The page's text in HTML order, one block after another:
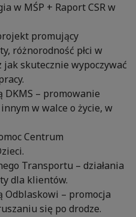
w MŚP + Raport CSR w
promujący
różnorodność płci w
skutecznie wypoczywać
DKMS – promowanie
w walce o życie, w
Centrum
Transportu – działania
dla klientów.
Odblaskowi – promocja
się po drodze.